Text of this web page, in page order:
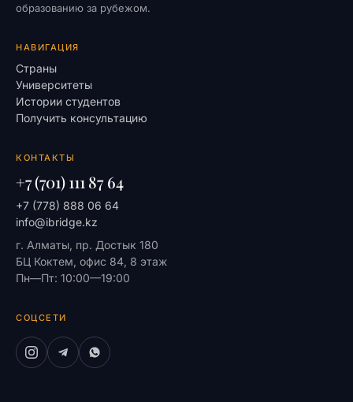
образованию за рубежом.
НАВИГАЦИЯ
Страны
Университеты
Истории студентов
Получить консультацию
КОНТАКТЫ
+7 (701) 111 87 64
+7 (778) 888 06 64
info@ibridge.kz
г. Алматы, пр. Достык 180
БЦ Коктем, офис 84, 8 этаж
Пн—Пт: 10:00—19:00
СОЦСЕТИ